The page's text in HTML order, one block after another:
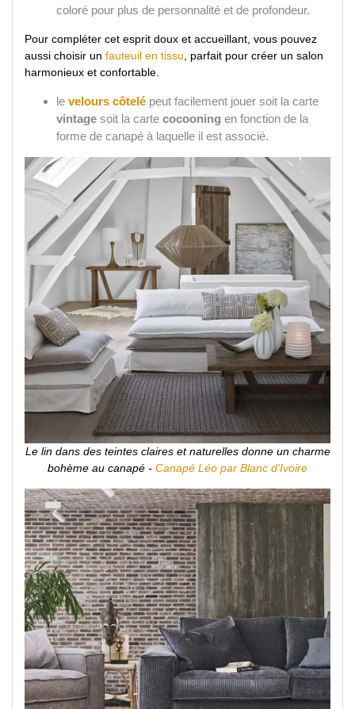
coloré pour plus de personnalité et de profondeur.
Pour compléter cet esprit doux et accueillant, vous pouvez
aussi choisir un fauteuil en tissu , parfait pour créer un salon
harmonieux et confortable.
le velours côtelé peut facilement jouer soit la carte
vintage soit la carte cocooning en fonction de la
forme de canapé à laquelle il est associé.
Le lin dans des teintes claires et naturelles donne un charme
bohème au canapé - Canapé Léo par Blanc d'Ivoire